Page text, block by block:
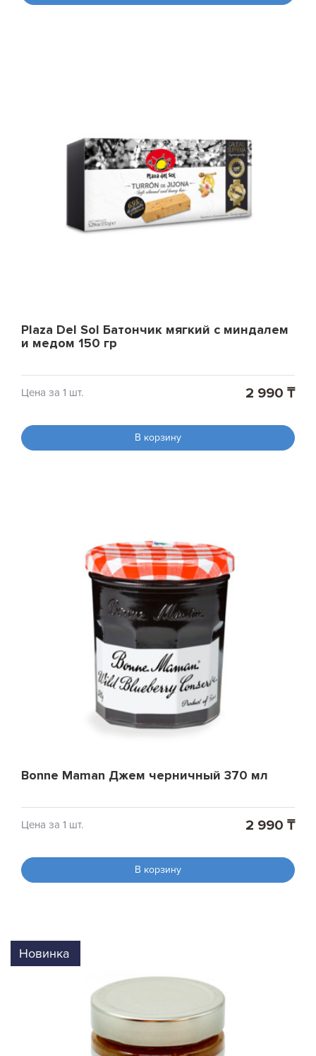
Plaza Del Sol Батончик мягкий с миндалем
и медом 150 гр
Цена за 1 шт. 2 990 ₸
В корзину
Bonne Maman Джем черничный 370 мл
Цена за 1 шт. 2 990 ₸
В корзину
Новинка